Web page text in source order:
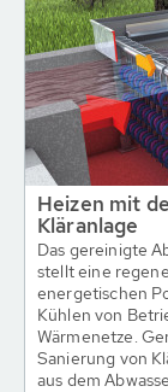
Heizen mit
Kläranlage
Das gereinigte
stellt eine
energetischen
Kühlen von
Wärmenetze.
Sanierung von
aus dem